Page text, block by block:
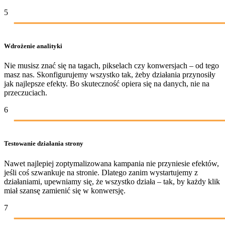
5
Wdrożenie analityki
Nie musisz znać się na tagach, pikselach czy konwersjach – od tego
masz nas. Skonfigurujemy wszystko tak, żeby działania przynosiły
jak najlepsze efekty. Bo skuteczność opiera się na danych, nie na
przeczuciach.
6
Testowanie działania strony
Nawet najlepiej zoptymalizowana kampania nie przyniesie efektów,
jeśli coś szwankuje na stronie. Dlatego zanim wystartujemy z
działaniami, upewniamy się, że wszystko działa – tak, by każdy klik
miał szansę zamienić się w konwersję.
7